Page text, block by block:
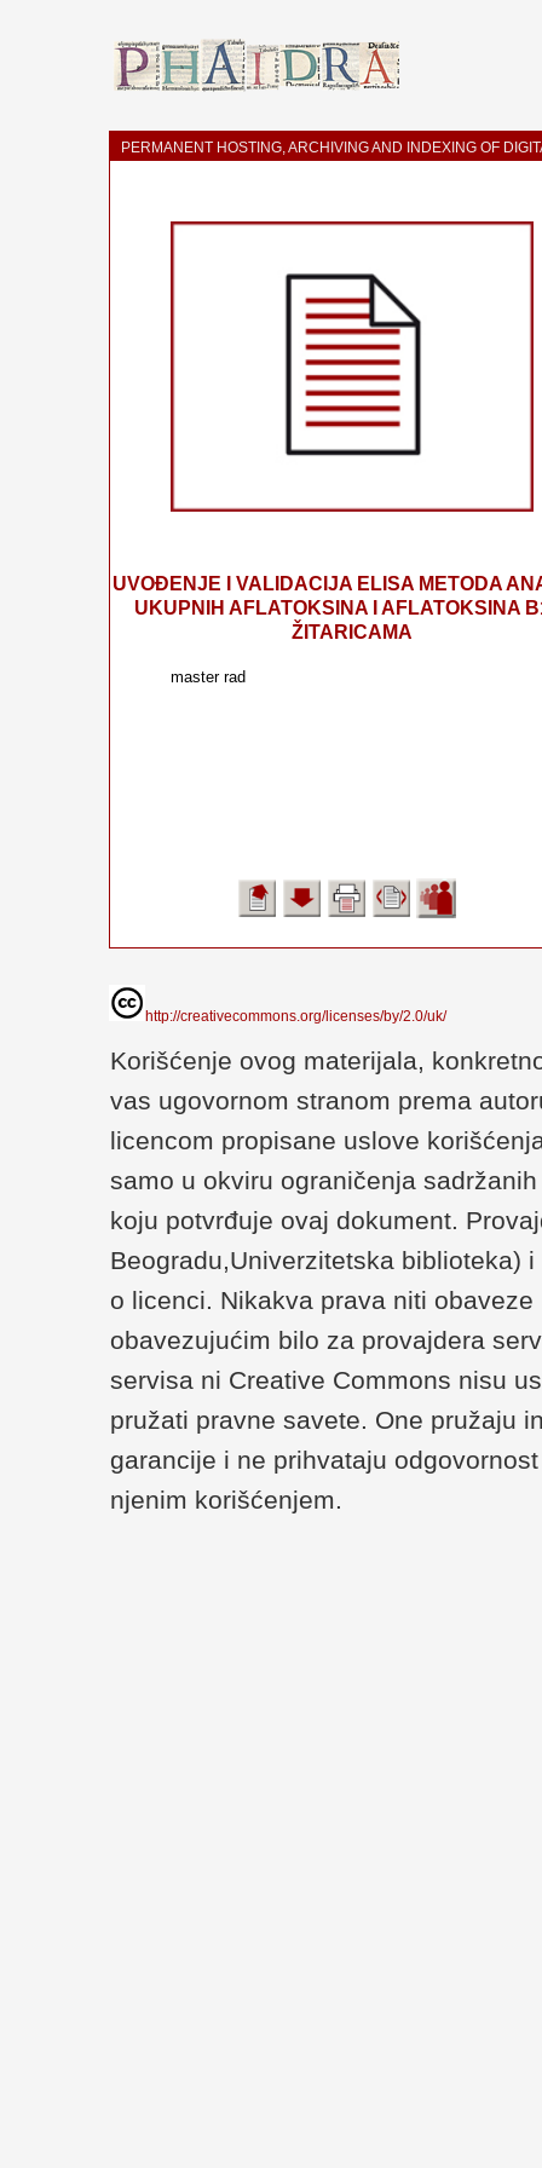
PERMANENT HOSTING, ARCHIVING AND INDEXING OF
UVOĐENJE I VALIDACIJA ELISA METODA
UKUPNIH AFLATOKSINA I AFLATOKSINA
ŽITARICAMA
master rad
http://creativecommons.org/licenses/by/2.0/uk/
Korišćenje ovog materijala,
vas ugovornom stranom prema
licencom propisane uslove
samo u okviru ograničenja
koju potvrđuje ovaj dokument.
Beogradu,Univerzitetska biblioteka)
o licenci. Nikakva prava niti
obavezujućim bilo za provajdera
servisa ni Creative Commons nisu
pružati pravne savete. One pružaju
garancije i ne prihvataju
njenim korišćenjem.